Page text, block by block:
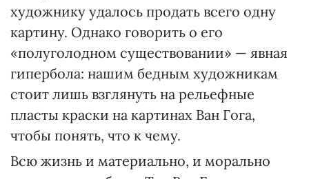
художнику удалось продать всего одну
картину. Однако говорить о его
«полуголодном существовании» — явная
гипербола: нашим бедным художникам
стоит лишь взглянуть на рельефные
пласты краски на картинах Ван Гога,
чтобы понять, что к чему.
Всю жизнь и материально, и морально